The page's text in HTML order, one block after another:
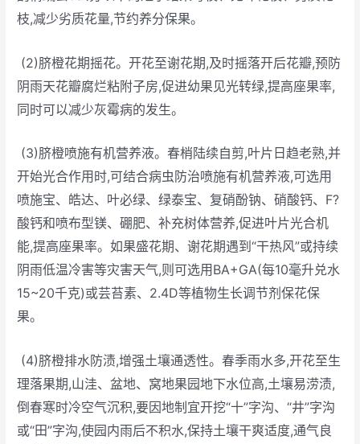
枝,减少劣质花量,节约养分保果。
(2)脐橙花期摇花。开花至谢花期,及时摇落开后花瓣,预防
阴雨天花瓣腐烂粘附子房,促进幼果见光转绿,提高座果率,
同时可以减少灰霉病的发生。
(3)脐橙喷施有机营养液。春梢陆续自剪,叶片日趋老熟,并
开始光合作用时,可结合病虫防治喷施有机营养液,可选用
喷施宝、皓达、叶必绿、绿泰宝、复硝酚钠、硝酸钙、F?
酸钙和喷布型镁、硼肥、补充树体营养,促进叶片光合机
能,提高座果率。如果盛花期、谢花期遇到“干热风”或持续
阴雨低温冷害等灾害天气,则可选用BA+GA(每10毫升兑水
15~20千克)或芸苔素、2.4D等植物生长调节剂保花保
果。
(4)脐橙排水防渍,增强土壤通透性。春季雨水多,开花至生
理落果期,山洼、盆地、窝地果园地下水位高,土壤易涝渍,
倒春寒时冷空气沉积,要因地制宜开挖“十”字沟、“井”字沟
或“田”字沟,使园内雨后不积水,保持土壤干爽适度,通气良